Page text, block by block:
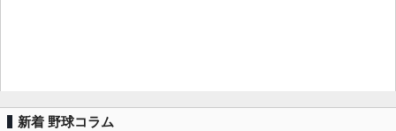
新着 野球コラム